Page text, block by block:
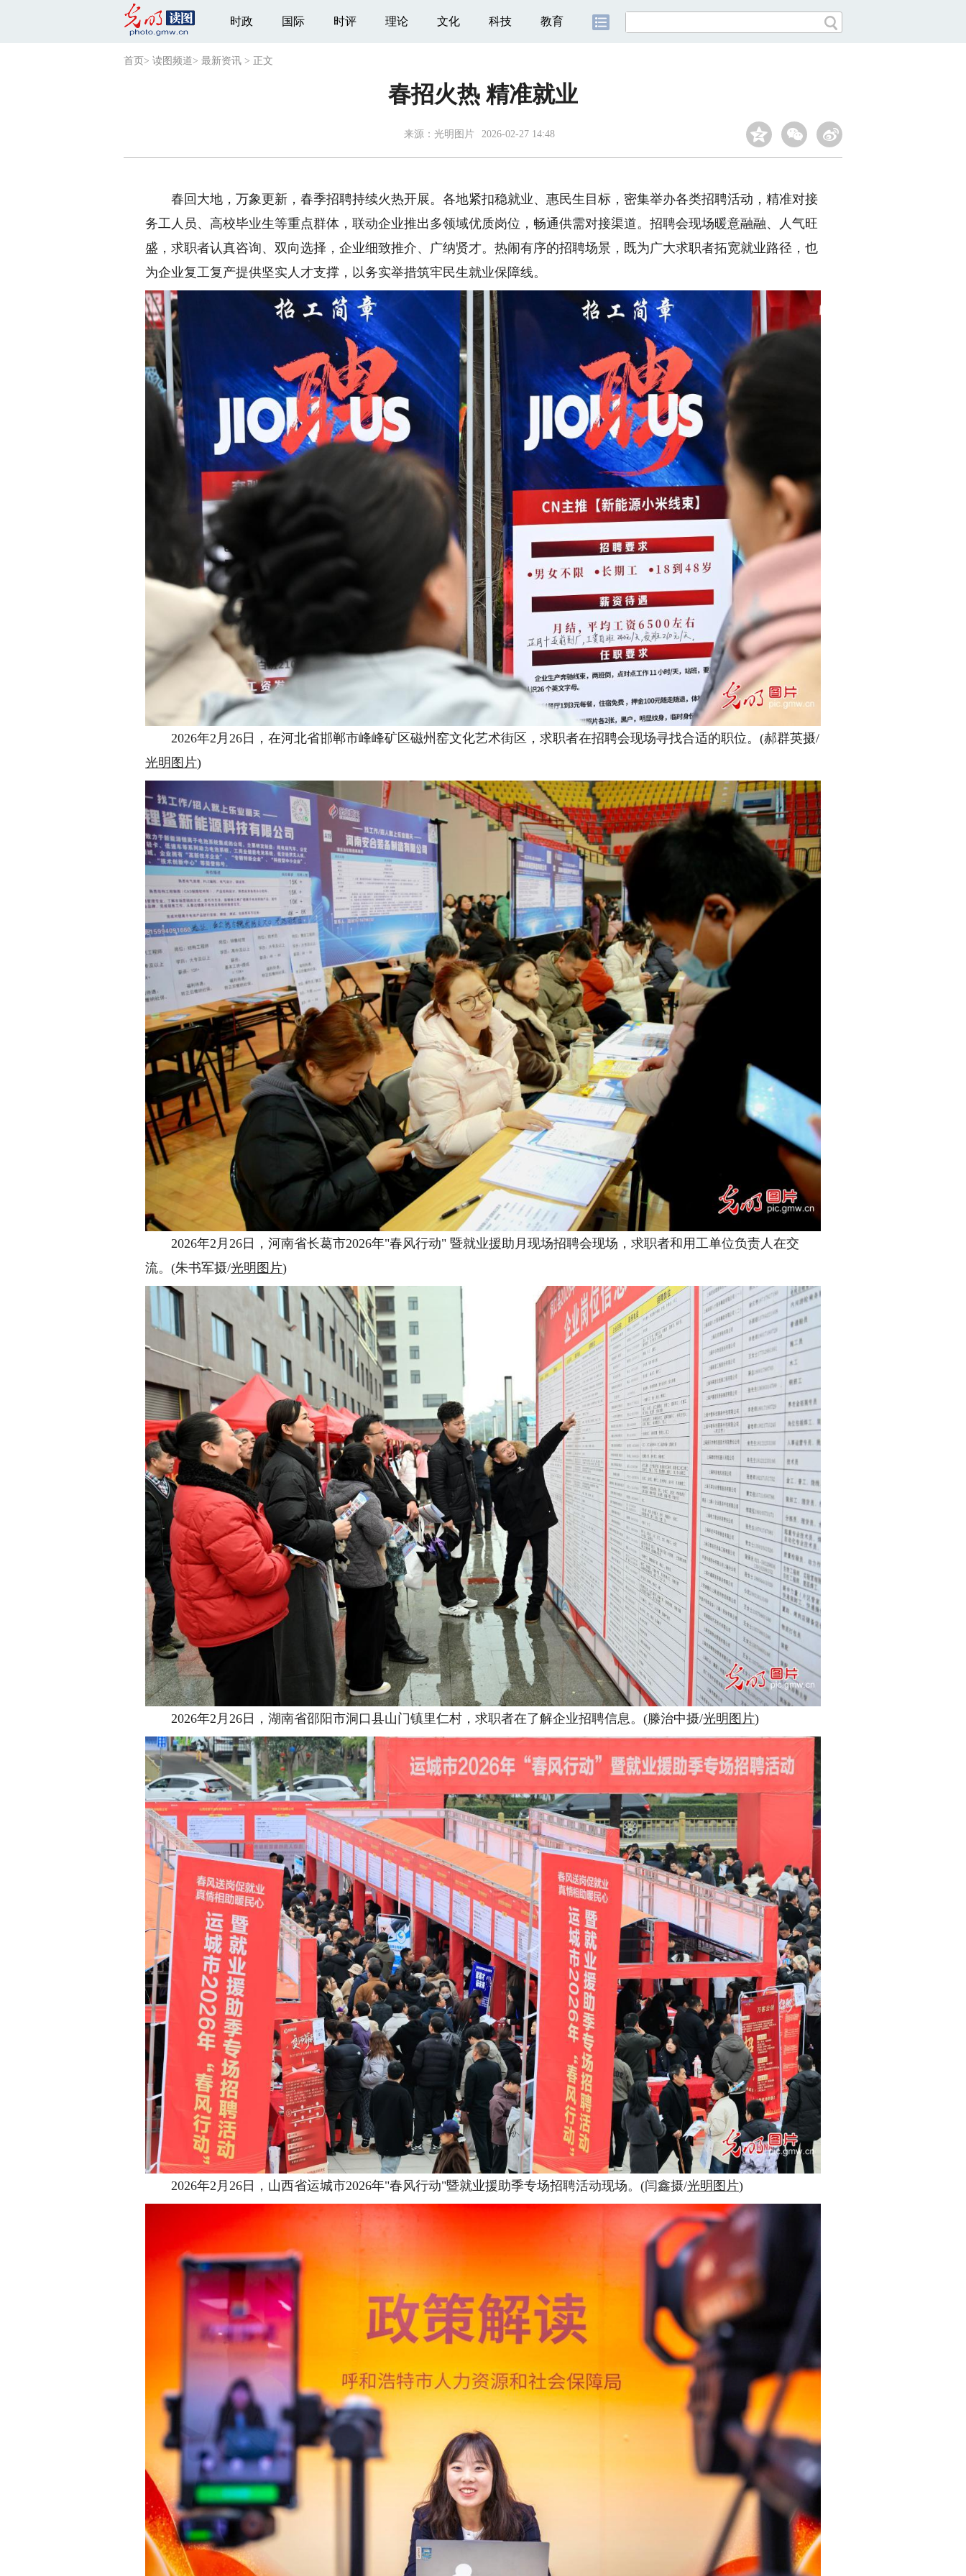
时政 国际 时评 理论 文化 科技 教育
首页 > 读图频道> 最新资讯 > 正文
春招火热 精准就业
来源： 光明图片 2026-02-27 14:48
春回大地，万象更新，春季招聘持续火热开展。各地紧扣稳就业、惠民生目标，密集举办各类招聘活动，精准对接
务工人员、高校毕业生等重点群体，联动企业推出多领域优质岗位，畅通供需对接渠道。招聘会现场暖意融融、人气旺
盛，求职者认真咨询、双向选择，企业细致推介、广纳贤才。热闹有序的招聘场景，既为广大求职者拓宽就业路径，也
为企业复工复产提供坚实人才支撑，以务实举措筑牢民生就业保障线。
2026年2月26日，在河北省邯郸市峰峰矿区磁州窑文化艺术街区，求职者在招聘会现场寻找合适的职位。(郝群英摄/
光明图片)
2026年2月26日，河南省长葛市2026年"春风行动" 暨就业援助月现场招聘会现场，求职者和用工单位负责人在交
流。(朱书军摄/光明图片)
2026年2月26日，湖南省邵阳市洞口县山门镇里仁村，求职者在了解企业招聘信息。(滕治中摄/光明图片)
2026年2月26日，山西省运城市2026年"春风行动"暨就业援助季专场招聘活动现场。(闫鑫摄/光明图片)